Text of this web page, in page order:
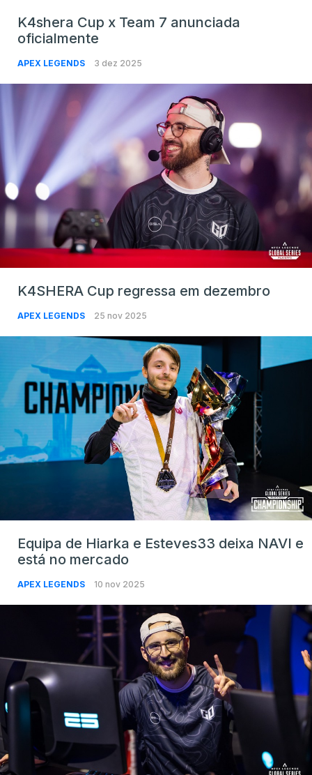
K4shera Cup x Team 7 anunciada
oficialmente
APEX LEGENDS 3 dez 2025
K4SHERA Cup regressa em dezembro
APEX LEGENDS 25 nov 2025
Equipa de Hiarka e Esteves33 deixa NAVI e
está no mercado
APEX LEGENDS 10 nov 2025